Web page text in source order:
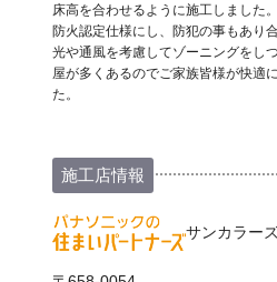
床高を合わせるように施工しました
防火認定仕様にし、防犯の事もあり
光や通風を考慮してゾーニングをし
屋が多くあるのでご家族皆様が快適
た。
施工店情報
サンカラー